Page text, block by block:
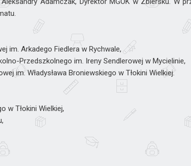
im. Arkadego Fiedlera w Rychwale,
Przedszkolnego im. Ireny Sendlerowej w Mycielinie,
im. Władysława Broniewskiego w Tłokini Wielkiej.
w Tłokini Wielkiej,